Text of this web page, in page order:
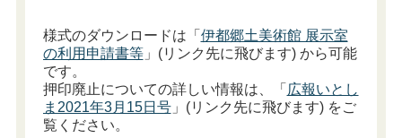
様式のダウンロードは「 伊都郷土美術館 展示室
の利用申請書等」(リンク先に飛びます) から可能
です。
押印廃止についての詳しい情報は、「 広報いとし
ま2021年3月15日号」(リンク先に飛びます) をご
覧ください。